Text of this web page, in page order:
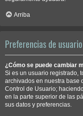
Arriba
Preferencias de
¿Cómo se puede cambiar
Si es un usuario registrado,
archivados en nuestra base
Control de Usuario;
en la parte superior de las
sus datos y preferencias.